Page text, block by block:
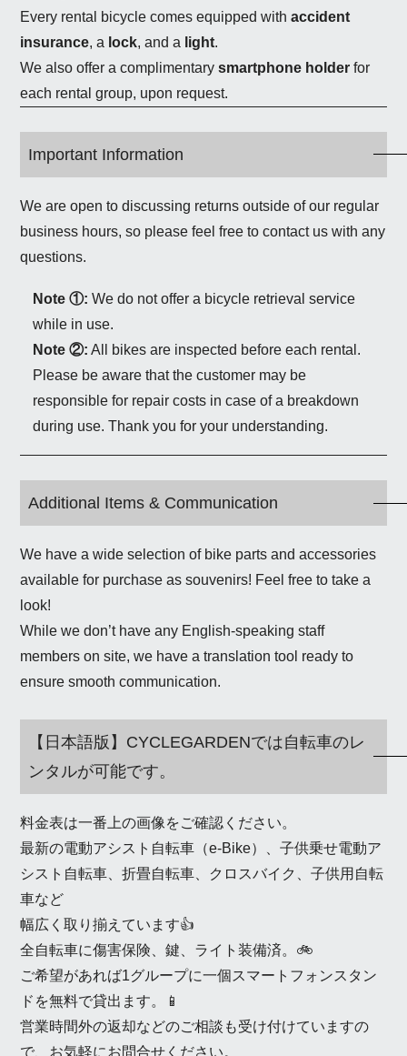
Every rental bicycle comes equipped withaccident
insurance, a lock, and a light.
We also offer a complimentarysmartphone holder for
each rental group, upon request.
Important Information
We are open to discussing returns outside of our regular
business hours, so please feel free to contact us with any
questions.
Note ①: We do not offer a bicycle retrieval service
while in use.
Note ②: All bikes are inspected before each rental.
Please be aware that the customer may be
responsible for repair costs in case of a breakdown
during use. Thank you for your understanding.
Additional Items & Communication
We have a wide selection of bike parts and accessories
available for purchase as souvenirs! Feel free to take a
look!
While we don’t have any English-speaking staff
members on site, we have a translation tool ready to
ensure smooth communication.
【日本語版】CYCLEGARDENでは自転車のレ
ンタルが可能です。
料金表は一番上の画像をご確認ください。
最新の電動アシスト自転車（e-Bike）、子供乗せ電動ア
シスト自転車、折畳自転車、クロスバイク、子供用自転
車など
幅広く取り揃えています👍
全自転車に傷害保険、鍵、ライト装備済。🚲
ご希望があれば1グループに一個スマートフォンスタン
ドを無料で貸出ます。📱
営業時間外の返却などのご相談も受け付けていますの
で、お気軽にお問合せください。